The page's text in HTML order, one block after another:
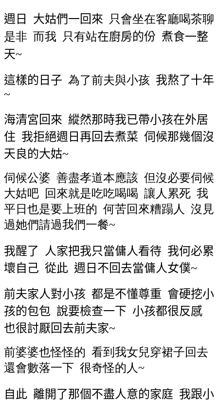
週日 大姑們一回來 只會坐在客廳喝茶聊
是非 而我 只有站在廚房的份 煮食一整
天~
這樣的日子 為了前夫與小孩 我熬了十年
~
海清宮回來 縱然那時我已帶小孩在外居
住 我拒絕週日再回去煮菜 伺候那幾個沒
天良的大姑~
伺候公婆 善盡孝道本應該 但沒必要伺候
大姑吧 回來就是吃吃喝喝 讓人累死 我
平日也是要上班的 何苦回來糟蹋人 沒見
過她們請過我們一餐~
我醒了 人家把我只當傭人看待 我何必累
壞自己 從此 週日不回去當傭人女僕~
前夫家人對小孩 都是不懂尊重 會硬挖小
孩的包包 說要檢查一下 小孩都很反感
也很討厭回去前夫家~
前婆婆也怪怪的 看到我女兒穿裙子回去
還會數落一下 很奇怪的人~
自此 離開了那個不盡人意的家庭 我跟小